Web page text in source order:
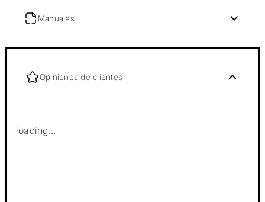
Manuales
Opiniones de clientes
loading...